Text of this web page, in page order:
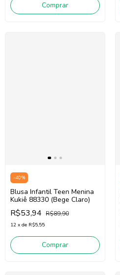
Comprar
-40%
Blusa Infantil Teen Menina
Kukiê 88330 (Bege Claro)
R$53,94 R$89,90
12 x de R$5,55
Comprar